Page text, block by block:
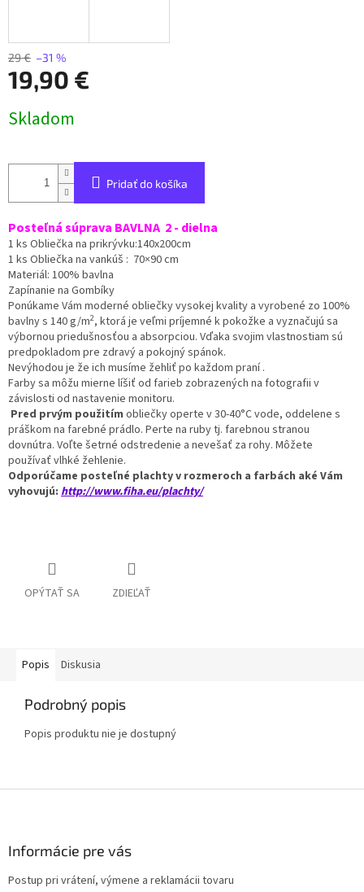
29 € –31 %
19,90 €
cena:
Skladom
Pridať do košíka
Posteľná súprava BAVLNA 2 - dielna
1 ks Obliečka na prikrývku:140x200cm
1 ks Obliečka na vankúš : 70×90 cm
Materiál: 100% bavlna
Zapínanie na Gombíky
Ponúkame Vám moderné obliečky vysokej kvality a vyrobené zo 100%
bavlny s 140 g/m2, ktorá je veľmi príjemné k pokožke a vyznačujú sa
výbornou priedušnosťou a absorpciou. Vďaka svojim vlastnostiam sú
predpokladom pre zdravý a pokojný spánok.
Nevýhodou je že ich musíme žehliť po každom praní .
Farby sa môžu mierne líšiť od farieb zobrazených na fotografii v
závislosti od nastavenie monitoru.
Pred prvým použitím obliečky operte v 30-40°C vode, oddelene s
práškom na farebné prádlo. Perte na ruby tj. farebnou stranou
dovnútra. Voľte šetrné odstredenie a nevešať za rohy. Môžete
používať vlhké žehlenie.
Odporúčame posteľné plachty v rozmeroch a farbách aké Vám
vyhovujú: http://www.fiha.eu/plachty/
OPÝTAŤ SA ZDIEĽAŤ
Popis Diskusia
Podrobný popis
Popis produktu nie je dostupný
Informácie pre vás
Postup pri vrátení, výmene a reklamácii tovaru